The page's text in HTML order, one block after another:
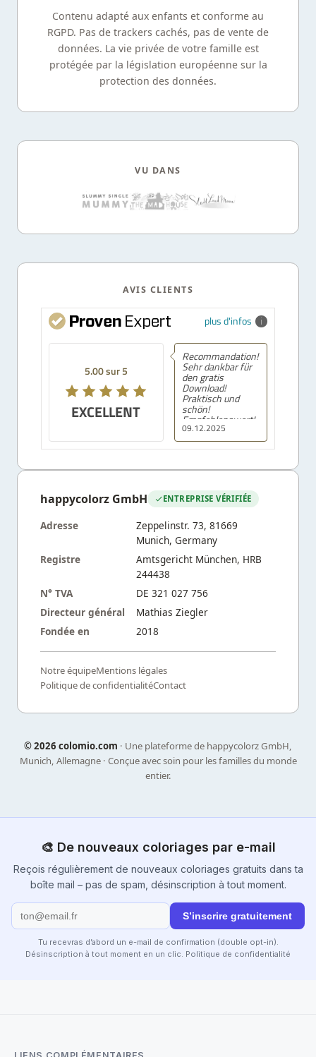
Contenu adapté aux enfants et conforme au
RGPD. Pas de trackers cachés, pas de vente de
données. La vie privée de votre famille est
protégée par la législation européenne sur la
protection des données.
VU DANS
AVIS CLIENTS
plus d'infos
5.00 sur 5
EXCELLENT
09.12.2025
Recommandation!
Sehr dankbar für
den gratis
Download!
Praktisch und
schön!
Empfehlenswert!
happycolorz GmbH ENTREPRISE VÉRIFIÉE
Adresse
Zeppelinstr. 73, 81669
Munich, Germany
Registre
Amtsgericht München, HRB
244438
N° TVA
DE 321 027 756
Directeur général
Mathias Ziegler
Fondée en
2018
Notre équipeMentions légales
Politique de confidentialitéContact
©2026 colomio.com · Une plateforme de happycolorz GmbH,
Munich, Allemagne · Conçue avec soin pour les familles du monde
entier.
🎨 De nouveaux coloriages par e-mail
Reçois régulièrement de nouveaux coloriages gratuits dans ta
boîte mail – pas de spam, désinscription à tout moment.
S’inscrire gratuitement
Tu recevras d’abord un e-mail de confirmation (double opt-in).
Désinscription à tout moment en un clic. Politique de confidentialité